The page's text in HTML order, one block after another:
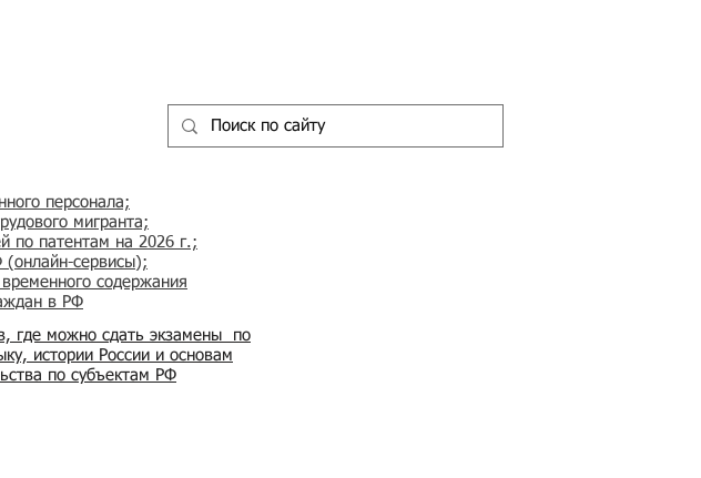
где можно сдать экзамены по
истории России и основам
по субъектам РФ
персонала;
мигранта;
по патентам на 2026 г.;
(онлайн-сервисы);
содержания
в РФ